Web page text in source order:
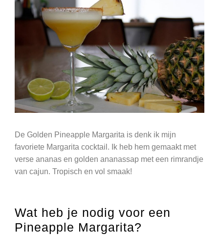
De Golden Pineapple Margarita is denk ik mijn
favoriete Margarita cocktail. Ik heb hem gemaakt met
verse ananas en golden ananassap met een rimrandje
van cajun. Tropisch en vol smaak!
Wat heb je nodig voor een
Pineapple Margarita?